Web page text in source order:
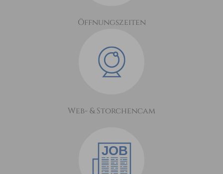
Öffnungszeiten
Web- & Storchencam